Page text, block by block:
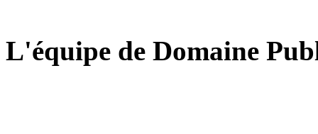
L'équipe de Domaine